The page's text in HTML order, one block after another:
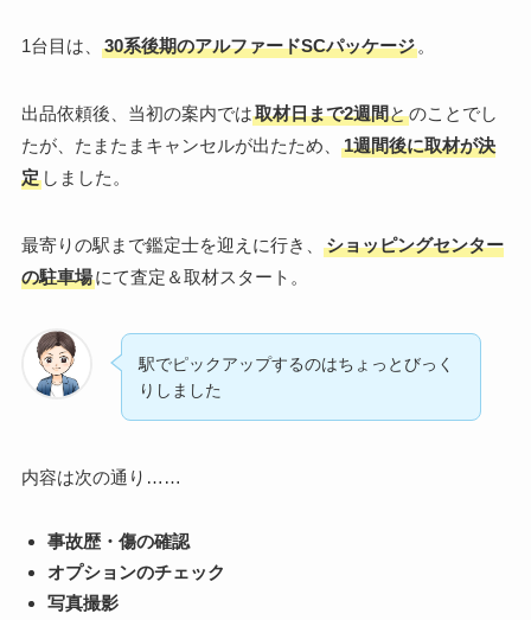
1台目は、 30系後期のアルファードSCパッケージ。
出品依頼後、当初の案内では取材日まで2週間とのことでし
たが、たまたまキャンセルが出たため、
1週間後に取材が決
定しました。
最寄りの駅まで鑑定士を迎えに行き、
ショッピングセンター
の駐車場にて査定＆取材スタート。
駅でピックアップするのはちょっとびっく
りしました
内容は次の通り……
事故歴・傷の確認
オプションのチェック
写真撮影